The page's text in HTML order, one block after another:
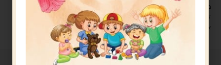
משלוח עם שליח עד הבית: 29 ש"ח
זמן אספקה: עד 4 ימי עסקים.
איסוף עצמי: מ"ביתר טויס" רחוב בניין דוד 18, ביתר עילית.